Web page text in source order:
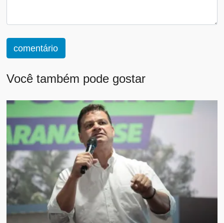
comentário
Você também pode gostar